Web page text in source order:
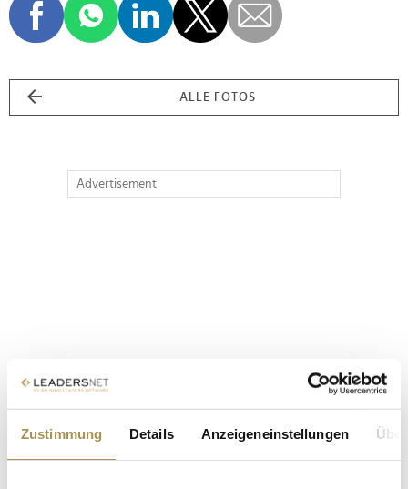
Zustimmung Details Anzeigeneinstellungen
ALLE FOTOS
Advertisement